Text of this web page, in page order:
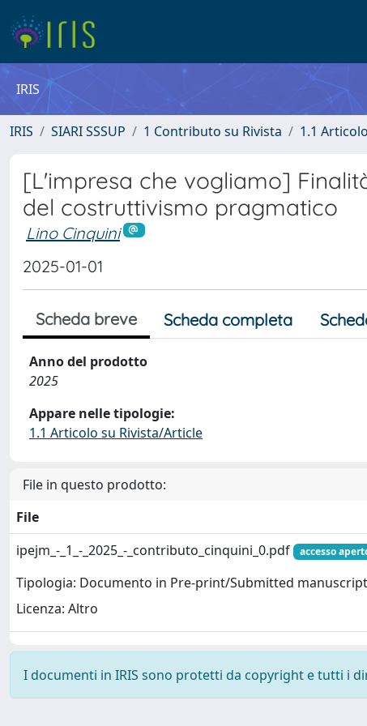
IRIS
IRIS SIARI SSSUP 1 Contributo su Rivista 1.1
[L'impresa che vogliamo]
del costruttivismo pragmatico
Lino Cinquini
2025-01-01
Scheda breve Scheda completa
Anno del prodotto
2025
Appare nelle tipologie:
1.1 Articolo su Rivista/Article
File in questo prodotto:
File
ipejm_-_1_-_2025_-_contributo_cinquini_0.pdf
accesso
Tipologia: Documento in Pre-print/Submitted manuscript
Licenza: Altro
I documenti in IRIS sono protetti da copyright e tutti i